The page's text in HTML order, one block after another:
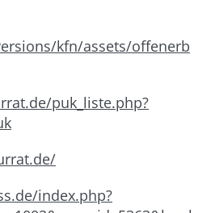
kfn/assets/offenerb
puk_liste.php?
index.php?